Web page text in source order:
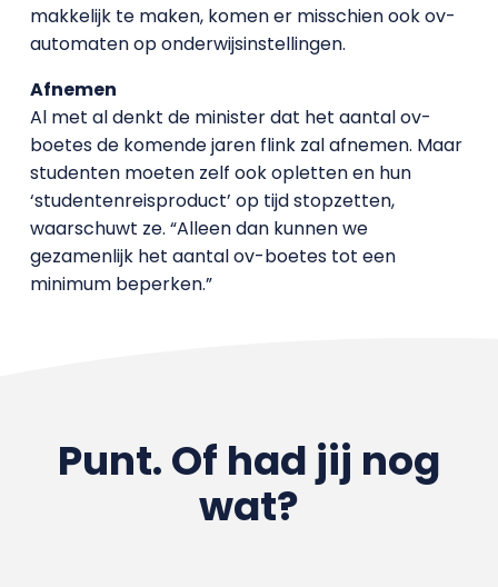
makkelijk te maken, komen er misschien ook ov-
automaten op onderwijsinstellingen.
Afnemen
Al met al denkt de minister dat het aantal ov-
boetes de komende jaren flink zal afnemen. Maar
studenten moeten zelf ook opletten en hun
‘studentenreisproduct’ op tijd stopzetten,
waarschuwt ze. “Alleen dan kunnen we
gezamenlijk het aantal ov-boetes tot een
minimum beperken.”
Punt. Of had jij nog
wat?